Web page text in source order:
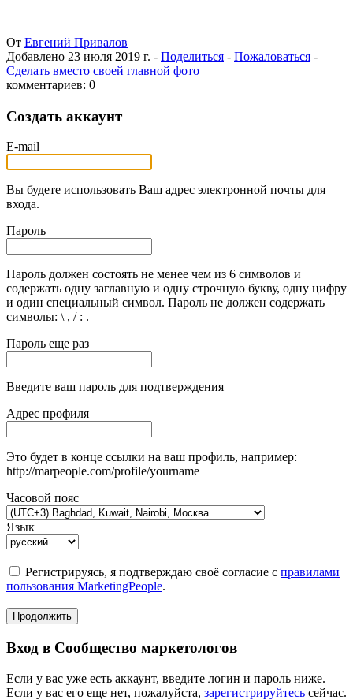
От Евгений Привалов
Добавлено 23 июля 2019 г. - Поделиться - Пожаловаться -
Сделать вместо своей главной фото
комментариев: 0
Создать аккаунт
E-mail
Вы будете использовать Ваш адрес электронной почты для
входа.
Пароль
Пароль должен состоять не менее чем из 6 символов и
содержать одну заглавную и одну строчную букву, одну цифру
и один специальный символ. Пароль не должен содержать
символы: \ , / : .
Пароль еще раз
Введите ваш пароль для подтверждения
Адрес профиля
Это будет в конце ссылки на ваш профиль, например:
http://marpeople.com/profile/yourname
Часовой пояс
Язык
Регистрируясь, я подтверждаю своё согласие с правилами
пользования MarketingPeople.
Продолжить
Вход в Сообщество маркетологов
Если у вас уже есть аккаунт, введите логин и пароль ниже.
Если у вас его еще нет, пожалуйста, зарегистрируйтесь сейчас.